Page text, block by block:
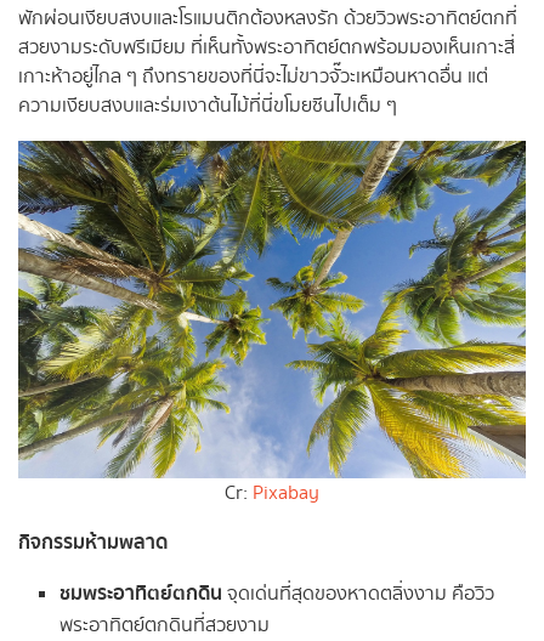
พักผ่อนเงียบสงบและโรแมนติกต้องหลงรัก ด้วยวิวพระอาทิตย์ตกที่
สวยงามระดับพรีเมียม ที่เห็นทั้งพระอาทิตย์ตกพร้อมมองเห็นเกาะสี่
เกาะห้าอยู่ไกล ๆ ถึงทรายของที่นี่จะไม่ขาวจั๊วะเหมือนหาดอื่น แต่
ความเงียบสงบและร่มเงาต้นไม้ที่นี่ขโมยซีนไปเต็ม ๆ
Cr: Pixabay
กิจกรรมห้ามพลาด
ชมพระอาทิตย์ตกดินจุดเด่นที่สุดของหาดตลิ่งงาม คือวิว
พระอาทิตย์ตกดินที่สวยงาม